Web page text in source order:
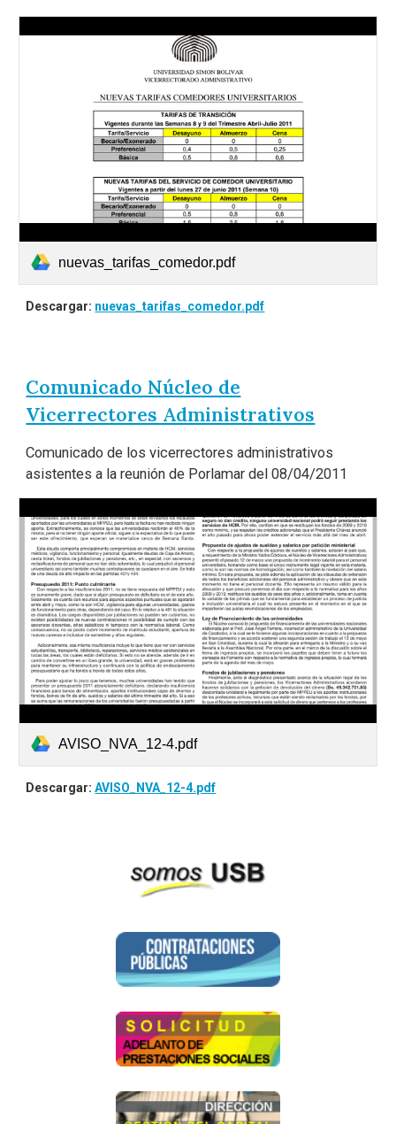
nuevas_tarifas_comedor.pdf
Descargar: nuevas_tarifas_comedor.pdf
Comunicado Núcleo de
Vicerrectores Administrativos
Comunicado de los vicerrectores administrativos
asistentes a la reunión de Porlamar del 08/04/2011
AVISO_NVA_12-4.pdf
Descargar:AVISO_NVA_12-4.pdf